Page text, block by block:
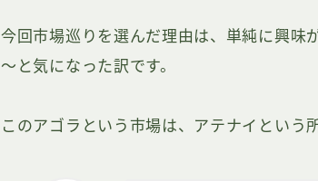
今回市場巡りを選んだ理由は、単純に興味
～と気になった訳です。
このアゴラという市場は、アテナイという